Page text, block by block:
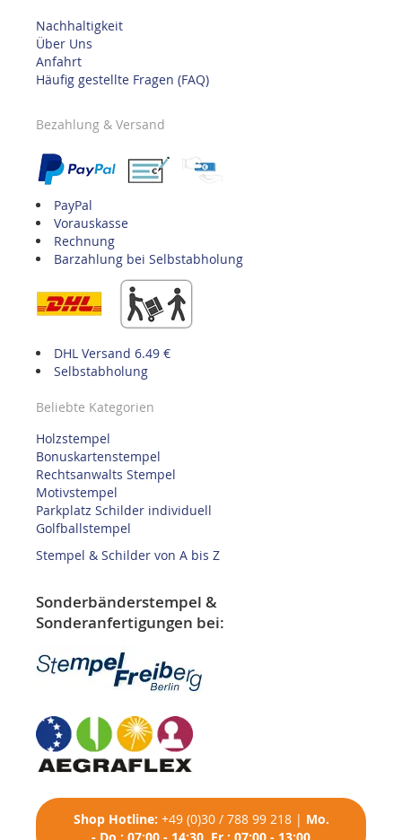
Nachhaltigkeit
Über Uns
Anfahrt
Häufig gestellte Fragen (FAQ)
Bezahlung & Versand
PayPal
Vorauskasse
Rechnung
Barzahlung bei Selbstabholung
DHL Versand 6.49 €
Selbstabholung
Beliebte Kategorien
Holzstempel
Bonuskartenstempel
Rechtsanwalts Stempel
Motivstempel
Parkplatz Schilder individuell
Golfballstempel
Stempel & Schilder von A bis Z
Sonderbänderstempel &
Sonderanfertigungen bei:
Shop Hotline: +49 (0)30 / 788 99 218| Mo.